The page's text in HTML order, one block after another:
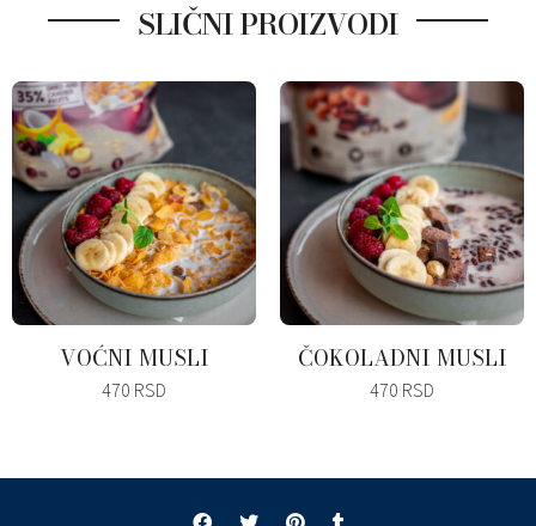
SLIČNI PROIZVODI
VOĆNI MUSLI
470 RSD
ČOKOLADNI MUSLI
470 RSD